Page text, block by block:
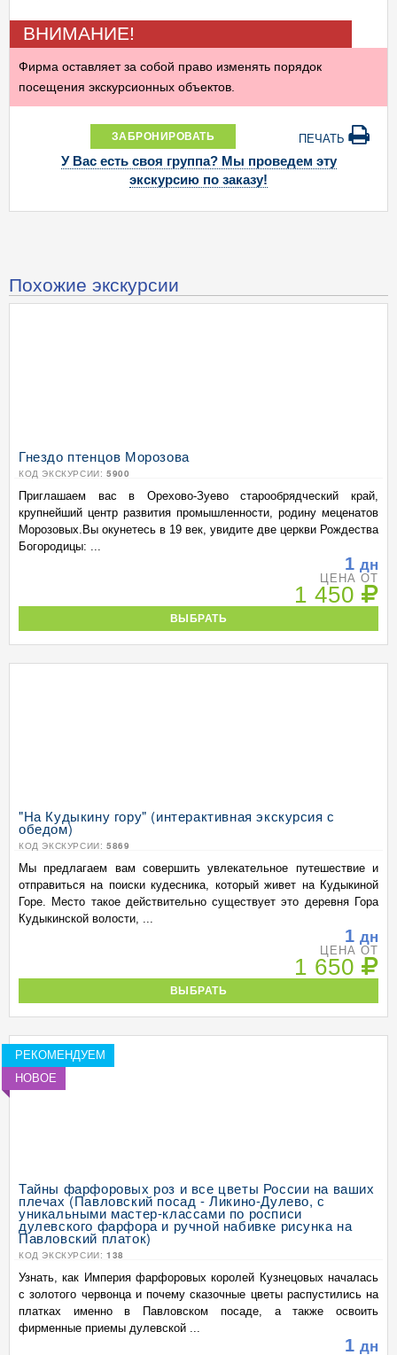
ВНИМАНИЕ!
Фирма оставляет за собой право изменять порядок
посещения экскурсионных объектов.
ЗАБРОНИРОВАТЬ ПЕЧАТЬ
У Вас есть своя группа? Мы проведем эту
экскурсию по заказу!
Похожие экскурсии
Гнездо птенцов Морозова
КОД ЭКСКУРСИИ: 5900
Приглашаем вас в Орехово-Зуево старообрядческий край,
крупнейший центр развития промышленности, родину меценатов
Морозовых.Вы окунетесь в 19 век, увидите две церкви Рождества
Богородицы: ...
1 дн
ЦЕНА ОТ
1 450
ВЫБРАТЬ
"На Кудыкину гору" (интерактивная экскурсия с
обедом)
КОД ЭКСКУРСИИ: 5869
Мы предлагаем вам совершить увлекательное путешествие и
отправиться на поиски кудесника, который живет на Кудыкиной
Горе. Место такое действительно существует это деревня Гора
Кудыкинской волости, ...
1 дн
ЦЕНА ОТ
1 650
ВЫБРАТЬ
РЕКОМЕНДУЕМ
НОВОЕ
Тайны фарфоровых роз и все цветы России на ваших
плечах (Павловский посад - Ликино-Дулево, с
уникальными мастер-классами по росписи
дулевского фарфора и ручной набивке рисунка на
Павловский платок)
КОД ЭКСКУРСИИ: 138
Узнать, как Империя фарфоровых королей Кузнецовых началась
с золотого червонца и почему сказочные цветы распустились на
платках именно в Павловском посаде, а также освоить
фирменные приемы дулевской ...
1 дн